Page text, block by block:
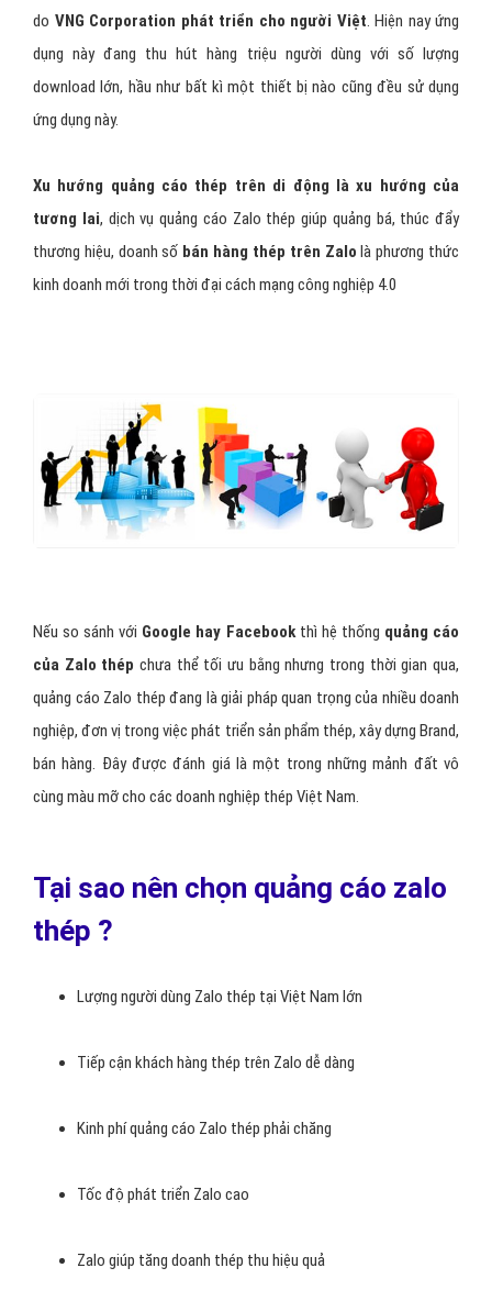
do VNG Corporation phát triển cho người Việt. Hiện nay ứng
dụng này đang thu hút hàng triệu người dùng với số lượng
download lớn, hầu như bất kì một thiết bị nào cũng đều sử dụng
ứng dụng này.
Xu hướng quảng cáo thép trên di động là xu hướng của
tương lai, dịch vụ quảng cáo Zalo thép giúp quảng bá, thúc đẩy
thương hiệu, doanh số bán hàng thép trên Zalo là phương thức
kinh doanh mới trong thời đại cách mạng công nghiệp 4.0
Nếu so sánh với Google hay Facebookthì hệ thống quảng cáo
của Zalo thép chưa thể tối ưu bằng nhưng trong thời gian qua,
quảng cáo Zalo thép đang là giải pháp quan trọng của nhiều doanh
nghiệp, đơn vị trong việc phát triển sản phẩm thép, xây dựng Brand,
bán hàng. Đây được đánh giá là một trong những mảnh đất vô
cùng màu mỡ cho các doanh nghiệp thép Việt Nam.
Tại sao nên chọn quảng cáo zalo
thép ?
Lượng người dùng Zalo thép tại Việt Nam lớn
Tiếp cận khách hàng thép trên Zalo dễ dàng
Kinh phí quảng cáo Zalo thép phải chăng
Tốc độ phát triển Zalo cao
Zalo giúp tăng doanh thép thu hiệu quả